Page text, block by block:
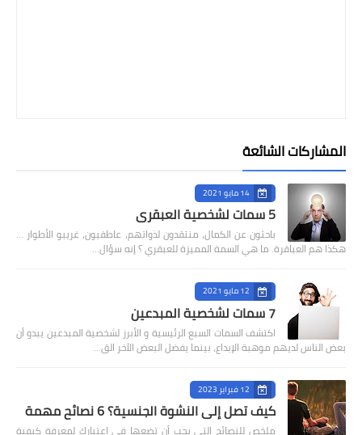
المشاركات الشائعة
14 مايو 2021
5 سمات لشخصية العبقري
باحثون عن الكمال، منتقدون لذواتهم، عاطفيون، غريبو الأطوار ...
هكذا هم العباقرة. ما هي السمة المميزة للعبقري ؟ إنه سؤال…
12 مايو 2021
7 سمات لشخصية المبدعين
اكتشف السمات السبع الرئيسية و الأبرز لشخصية المبدعين يبدو أن
بعض الناس لديهم موهبة الإبداع، بينما يفضل البعض الآخر الق…
12 فبراير 2023
كيف تصل إلى النشوة الجنسية؟ 6 نصائح مهمة
ملخص للنصائح التي يجب أن تضعها في اعتبارك لمعرفة كيفية